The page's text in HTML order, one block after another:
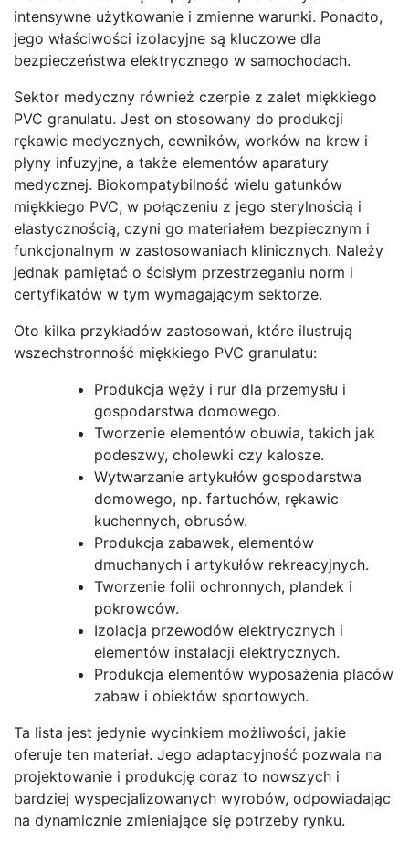
intensywne użytkowanie i zmienne warunki. Ponadto,
jego właściwości izolacyjne są kluczowe dla
bezpieczeństwa elektrycznego w samochodach.
Sektor medyczny również czerpie z zalet miękkiego
PVC granulatu. Jest on stosowany do produkcji
rękawic medycznych, cewników, worków na krew i
płyny infuzyjne, a także elementów aparatury
medycznej. Biokompatybilność wielu gatunków
miękkiego PVC, w połączeniu z jego sterylnością i
elastycznością, czyni go materiałem bezpiecznym i
funkcjonalnym w zastosowaniach klinicznych. Należy
jednak pamiętać o ścisłym przestrzeganiu norm i
certyfikatów w tym wymagającym sektorze.
Oto kilka przykładów zastosowań, które ilustrują
wszechstronność miękkiego PVC granulatu:
Produkcja węży i rur dla przemysłu i
gospodarstwa domowego.
Tworzenie elementów obuwia, takich jak
podeszwy, cholewki czy kalosze.
Wytwarzanie artykułów gospodarstwa
domowego, np. fartuchów, rękawic
kuchennych, obrusów.
Produkcja zabawek, elementów
dmuchanych i artykułów rekreacyjnych.
Tworzenie folii ochronnych, plandek i
pokrowców.
Izolacja przewodów elektrycznych i
elementów instalacji elektrycznych.
Produkcja elementów wyposażenia placów
zabaw i obiektów sportowych.
Ta lista jest jedynie wycinkiem możliwości, jakie
oferuje ten materiał. Jego adaptacyjność pozwala na
projektowanie i produkcję coraz to nowszych i
bardziej wyspecjalizowanych wyrobów, odpowiadając
na dynamicznie zmieniające się potrzeby rynku.